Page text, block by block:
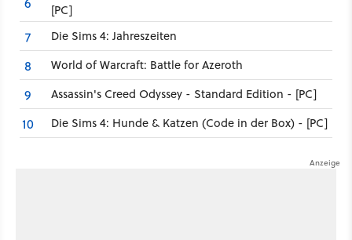
[PC]
7 Die Sims 4: Jahreszeiten
8 World of Warcraft: Battle for Azeroth
9 Assassin's Creed Odyssey - Standard Edition - [PC]
10 Die Sims 4: Hunde & Katzen (Code in der Box) - [PC]